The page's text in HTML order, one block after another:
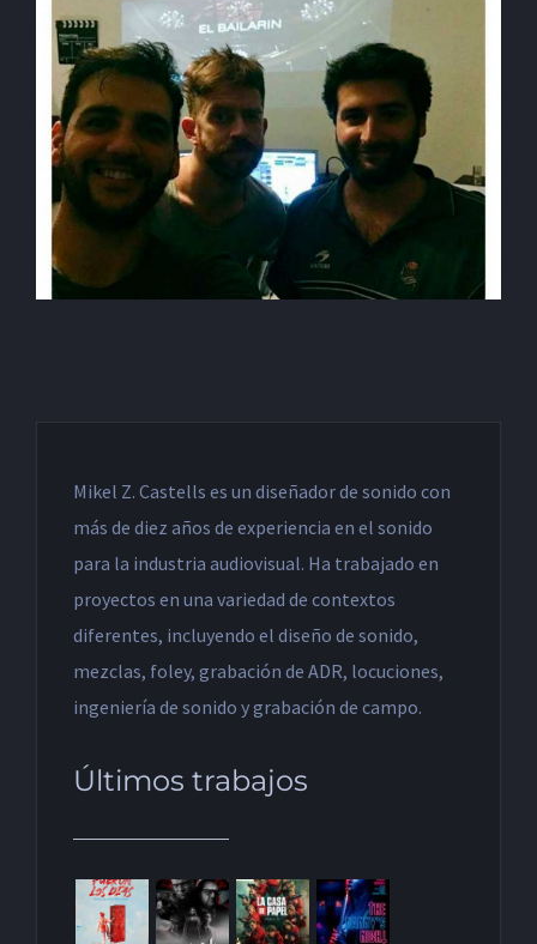
Mikel Z. Castells es un diseñador de sonido con
más de diez años de experiencia en el sonido
para la industria audiovisual. Ha trabajado en
proyectos en una variedad de contextos
diferentes, incluyendo el diseño de sonido,
mezclas, foley, grabación de ADR, locuciones,
ingeniería de sonido y grabación de campo.
Últimos trabajos